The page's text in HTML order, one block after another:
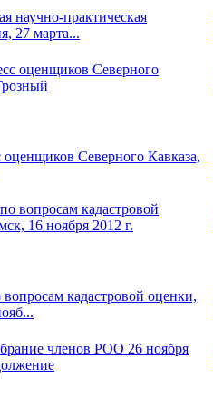
научно-практическая
27 марта...
Северного Кавказа,
кадастровой оценки,